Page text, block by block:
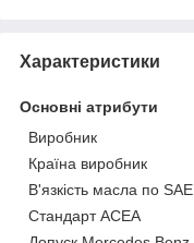
Характеристики
Основні атрибути
Виробник
Країна виробник
В'язкість масла по SAE
Стандарт ACEA